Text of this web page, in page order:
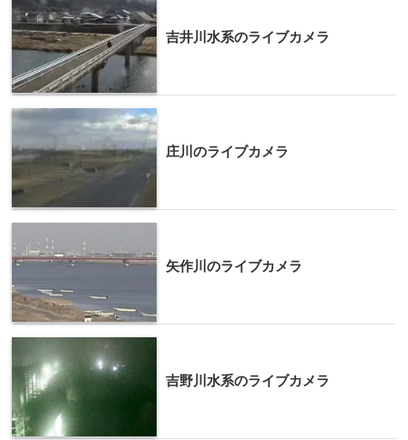
吉井川水系のライブカメラ
庄川のライブカメラ
矢作川のライブカメラ
吉野川水系のライブカメラ